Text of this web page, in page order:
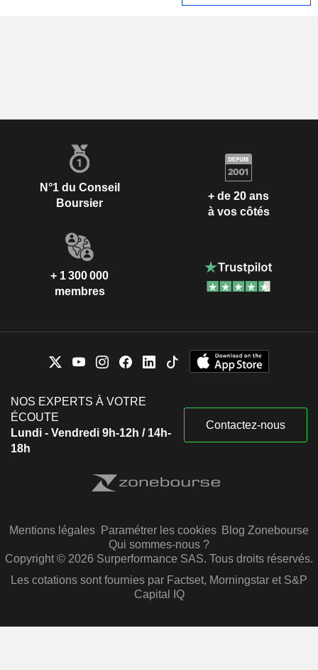
N°1 du Conseil
Boursier
+ de 20 ans
à vos côtés
+ 1 300 000
membres
NOS EXPERTS À VOTRE
ÉCOUTE
Lundi - Vendredi 9h-12h / 14h-
18h
Contactez-nous
Mentions légales Paramétrer les cookies Blog Zonebourse
Qui sommes-nous ?
Copyright © 2026 Surperformance SAS. Tous droits réservés.
Les cotations sont fournies par Factset, Morningstar et S&P
Capital IQ